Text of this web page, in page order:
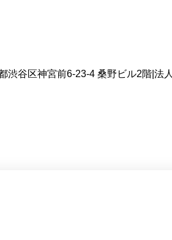
渋谷区神宮前6-23-4 桑野ビル2階 法